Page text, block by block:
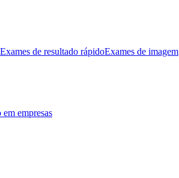
Exames de resultado rápidoExames de imagem
empresas